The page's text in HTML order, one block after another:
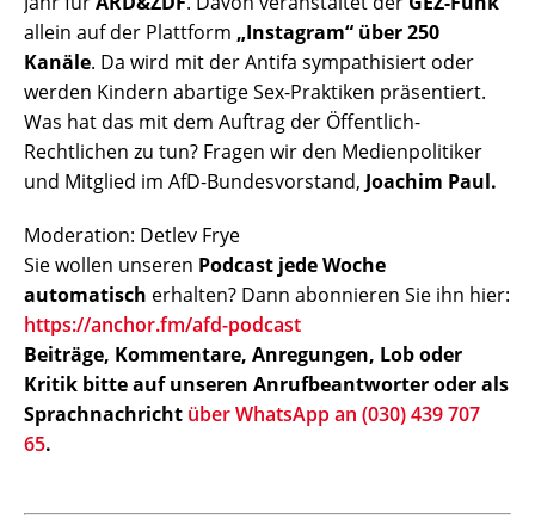
allein auf der Plattform „Instagram“ über 250
Kanäle. Da wird mit der Antifa sympathisiert oder
werden Kindern abartige Sex-Praktiken präsentiert.
Was hat das mit dem Auftrag der Öffentlich-
Rechtlichen zu tun? Fragen wir den Medienpolitiker
und Mitglied im AfD-Bundesvorstand, Joachim Paul.
Moderation: Detlev Frye
Sie wollen unseren Podcast jede Woche
automatisch erhalten? Dann abonnieren Sie ihn hier:
https://anchor.fm/afd-podcast
Beiträge, Kommentare, Anregungen, Lob oder
Kritik bitte auf unseren Anrufbeantworter oder als
Sprachnachricht über WhatsApp an (030) 439 707
65.